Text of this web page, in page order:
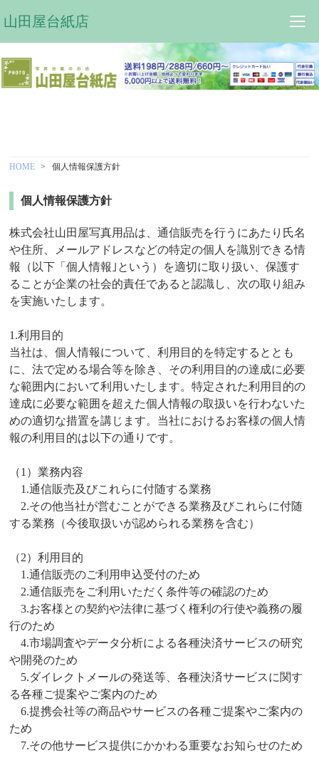
山田屋台紙店
HOME 個人情報保護方針
個人情報保護方針
株式会社山田屋写真用品は、通信販売を行うにあたり氏名
や住所、メールアドレスなどの特定の個人を識別できる情
報（以下「個人情報｣という）を適切に取り扱い、保護す
ることが企業の社会的責任であると認識し、次の取り組み
を実施いたします。
1.利用目的
当社は、個人情報について、利用目的を特定するととも
に、法で定める場合等を除き、その利用目的の達成に必要
な範囲内において利用いたします。特定された利用目的の
達成に必要な範囲を超えた個人情報の取扱いを行わないた
めの適切な措置を講じます。当社におけるお客様の個人情
報の利用目的は以下の通りです。
（1）業務内容
1.通信販売及びこれらに付随する業務
2.その他当社が営むことができる業務及びこれらに付随
する業務（今後取扱いが認められる業務を含む）
（2）利用目的
1.通信販売のご利用申込受付のため
2.通信販売をご利用いただく条件等の確認のため
3.お客様との契約や法律に基づく権利の行使や義務の履
行のため
4.市場調査やデータ分析による各種決済サービスの研究
や開発のため
5.ダイレクトメールの発送等、各種決済サービスに関す
る各種ご提案やご案内のため
6.提携会社等の商品やサービスの各種ご提案やご案内の
ため
7.その他サービス提供にかかわる重要なお知らせのため